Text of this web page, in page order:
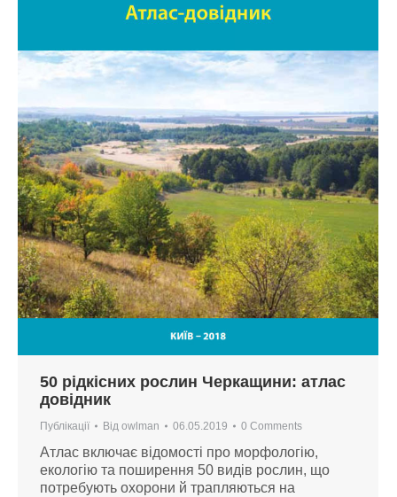
50 рідкісних рослин Черкащини: атлас
довідник
Публікації Від owlman 06.05.2019 0 Comments
Атлас включає відомості про морфологію,
екологію та поширення 50 видів рослин, що
потребують охорони й трапляються на